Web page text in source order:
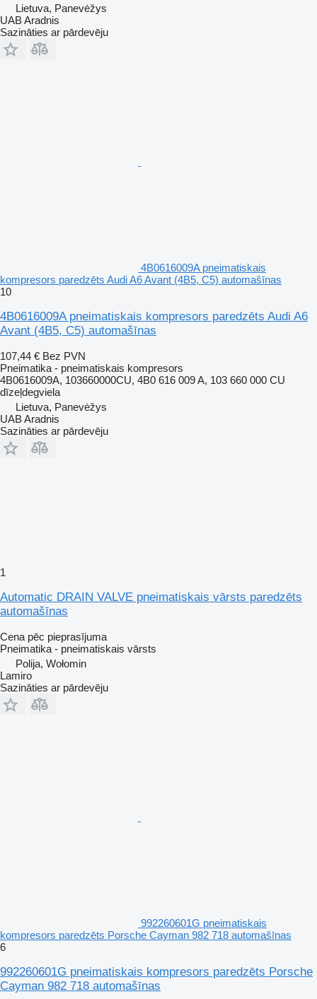
Lietuva, Panevėžys
UAB Aradnis
Sazināties ar pārdevēju
4B0616009A pneimatiskais
kompresors paredzēts Audi A6 Avant (4B5, C5) automašīnas
10
4B0616009A pneimatiskais kompresors paredzēts Audi A6
Avant (4B5, C5) automašīnas
107,44 € Bez PVN
Pneimatika - pneimatiskais kompresors
4B0616009A, 103660000CU, 4B0 616 009 A, 103 660 000 CU
dīzeļdegviela
Lietuva, Panevėžys
UAB Aradnis
Sazināties ar pārdevēju
1
Automatic DRAIN VALVE pneimatiskais vārsts paredzēts
automašīnas
Cena pēc pieprasījuma
Pneimatika - pneimatiskais vārsts
Polija, Wołomin
Lamiro
Sazināties ar pārdevēju
992260601G pneimatiskais
kompresors paredzēts Porsche Cayman 982 718 automašīnas
6
992260601G pneimatiskais kompresors paredzēts Porsche
Cayman 982 718 automašīnas